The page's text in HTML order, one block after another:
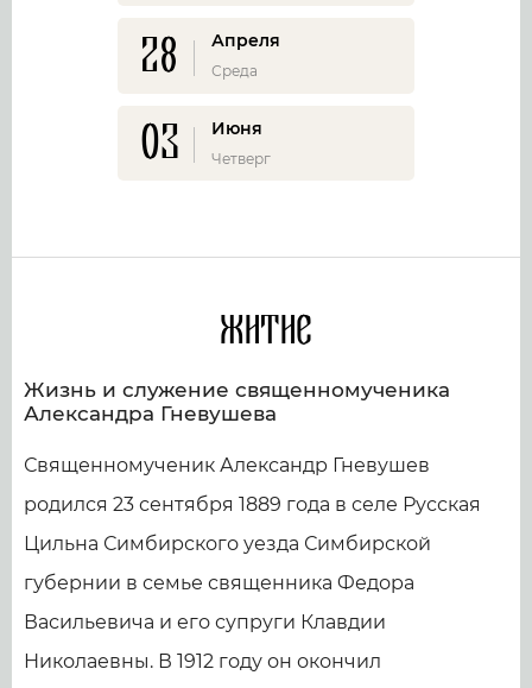
28 Апреля
Среда
03 Июня
Четверг
Житие
Жизнь и служение священномученика
Александра Гневушева
Священномученик Александр Гневушев
родился 23 сентября 1889 года в селе Русская
Цильна Симбирского уезда Симбирской
губернии в семье священника Федора
Васильевича и его супруги Клавдии
Николаевны. В 1912 году он окончил